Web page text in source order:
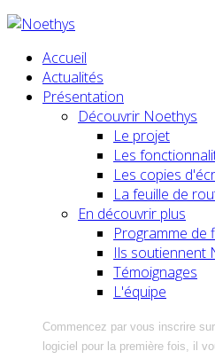
Accueil
Actualités
Présentation
Découvrir Noethys
Le projet
Les
Les copies
La feuille de
En découvrir plus
Programme de
Ils soutiennent
Témoignages
L'équipe
Commencez par vous inscrire
logiciel pour la première fois, il